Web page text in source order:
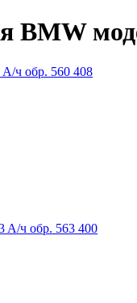
BMW
ч обр. 560 408
A/ч обр. 563 400